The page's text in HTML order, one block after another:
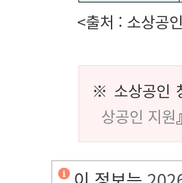
<출처 : 소상공
※ 소상공인
상공인 지원